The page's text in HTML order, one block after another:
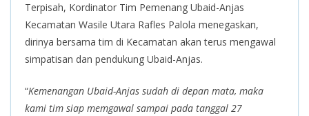
Terpisah, Kordinator Tim Pemenang Ubaid-Anjas
Kecamatan Wasile Utara Rafles Palola menegaskan,
dirinya bersama tim di Kecamatan akan terus mengawal
simpatisan dan pendukung Ubaid-Anjas.
“Kemenangan Ubaid-Anjas sudah di depan mata, maka
kami tim siap memgawal sampai pada tanggal 27